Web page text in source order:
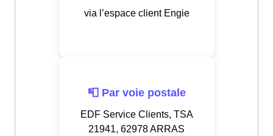
via l’espace client Engie
📮 Par voie postale
EDF Service Clients, TSA
21941, 62978 ARRAS